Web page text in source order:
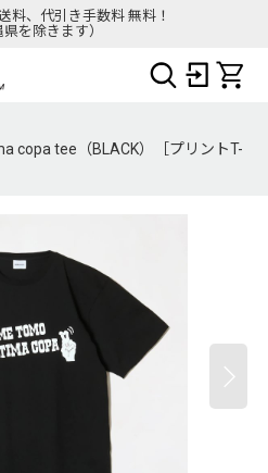
料、代引き手数料 無料！
を除きます）
copa tee（BLACK）［プリントT-